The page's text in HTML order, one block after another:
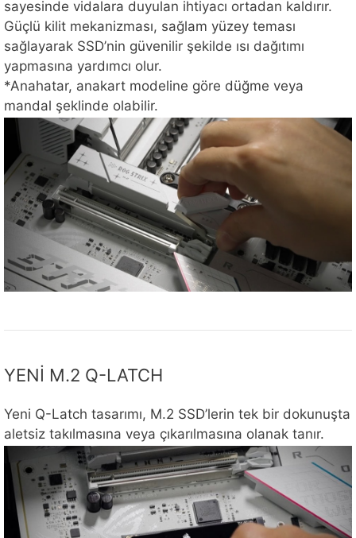
sayesinde vidalara duyulan ihtiyacı ortadan kaldırır.
Güçlü kilit mekanizması, sağlam yüzey teması
sağlayarak SSD’nin güvenilir şekilde ısı dağıtımı
yapmasına yardımcı olur.
*Anahatar, anakart modeline göre düğme veya
mandal şeklinde olabilir.
YENİ M.2 Q-LATCH
Yeni Q-Latch tasarımı, M.2 SSD’lerin tek bir dokunuşta
aletsiz takılmasına veya çıkarılmasına olanak tanır.